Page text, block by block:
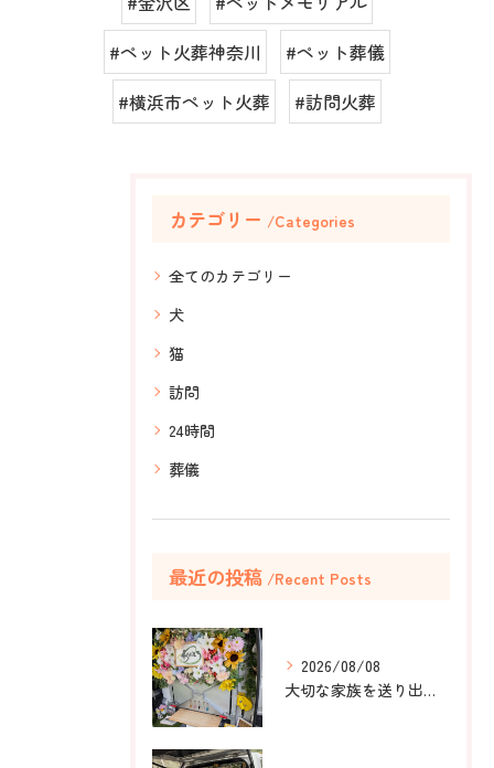
#ペット火葬神奈川
#ペット葬儀
#横浜市ペット火葬
#訪問火葬
カテゴリー Categories
全てのカテゴリー
犬
猫
訪問
24時間
葬儀
最近の投稿 Recent Posts
2026/08/08
大切な家族を送り出すお手伝いをしました。